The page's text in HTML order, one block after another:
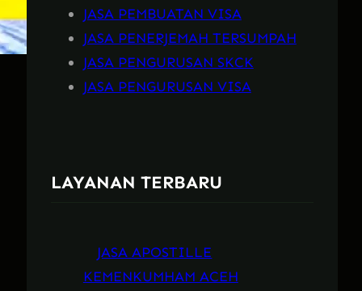
JASA PEMBUATAN VISA
JASA PENERJEMAH TERSUMPAH
JASA PENGURUSAN SKCK
JASA PENGURUSAN VISA
LAYANAN TERBARU
JASA APOSTILLE
KEMENKUMHAM ACEH